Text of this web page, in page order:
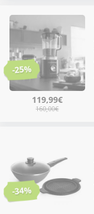
-25%
119,99€
160,00€
-34%